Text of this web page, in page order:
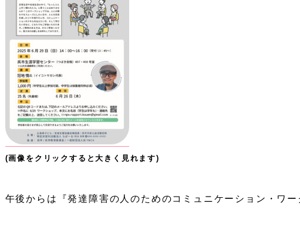
(画像をクリックすると大きく見れます)
午後からは『発達障害の人のためのコミュニケーション・ワー